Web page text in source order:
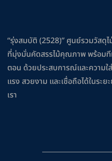
“รุ่งสมบัติ (2528)” ศูนย์รวมวัสดุ
ที่มุ่งมั่นคัดสรรไม้คุณภาพ พร้อม
ตอน ด้วยประสบการณ์และความใ
แรง สวยงาม และเชื่อถือได้ในระย
เรา